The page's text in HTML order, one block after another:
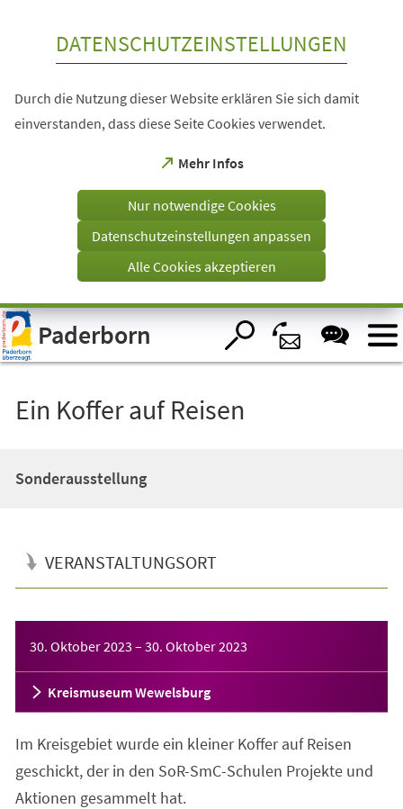
Visuelle
Assistenzsoftware
öffnen.
DATENSCHUTZEINSTELLUNGEN
Durch die Nutzung dieser Website erklären Sie sich damit
einverstanden, dass diese Seite Cookies verwendet.
Mehr Infos
(Öffnet
einem
Tab)
Nur notwendige Cookies
Datenschutzeinstellungen anpassen
Alle Cookies akzeptieren
Paderborn
Ein Koffer auf Reisen
Sonderausstellung
VERANSTALTUNGSORT
30. Oktober 2023 – 30. Oktober 2023
Kreismuseum Wewelsburg
Im Kreisgebiet wurde ein kleiner Koffer auf Reisen
geschickt, der in den SoR-SmC-Schulen Projekte und
Aktionen gesammelt hat.